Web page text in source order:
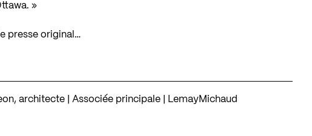
»
presse original…
architecte | Associée principale | LemayMichaud